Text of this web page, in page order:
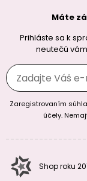
Máte
Prihláste sa k
neutečú
Zaregistrovaním
účely.
Shop roku